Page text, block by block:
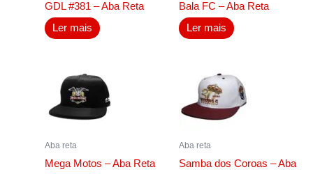
GDL #381 – Aba Reta
Ler mais
Bala FC – Aba Reta
Ler mais
Aba reta
Mega Motos – Aba Reta
Aba reta
Samba dos Coroas – Aba